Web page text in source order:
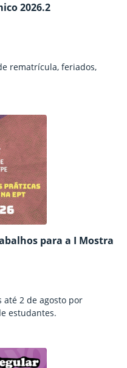
2026.2
rematrícula, feriados,
para a I Mostra
2 de agosto por
estudantes.